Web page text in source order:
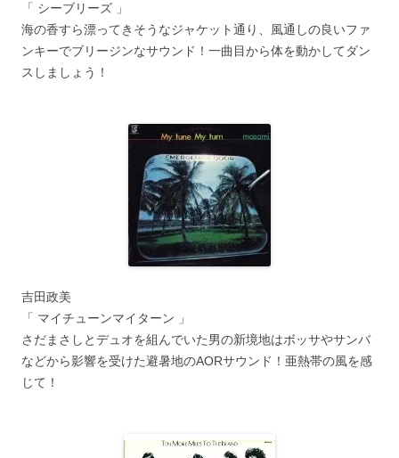
「 シーブリーズ 」
海の香すら漂ってきそうなジャケット通り、風通しの良いファ
ンキーでブリージンなサウンド！一曲目から体を動かしてダン
スしましょう！
吉田政美
「 マイチューンマイターン 」
さだまさしとデュオを組んでいた男の新境地はボッサやサンバ
などから影響を受けた避暑地のAORサウンド！亜熱帯の風を感
じて！